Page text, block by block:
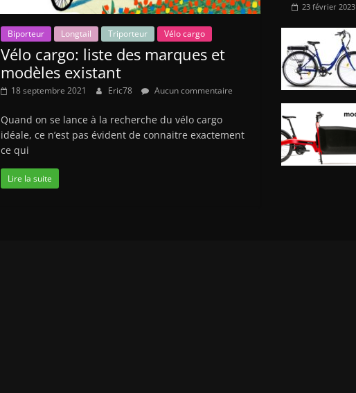
Biporteur Longtail Triporteur Vélo cargo
Vélo cargo: liste des marques et
modèles existant
18 septembre 2021 Eric78 Aucun commentaire
Quand on se lance à la recherche du vélo cargo
idéale, ce n’est pas évident de connaitre exactement
ce qui
Lire la suite
23 février 2023